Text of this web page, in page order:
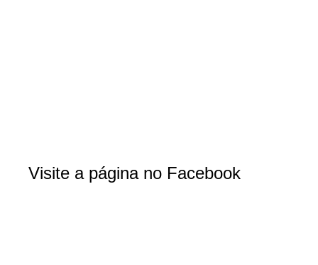
Visite a página no Facebook